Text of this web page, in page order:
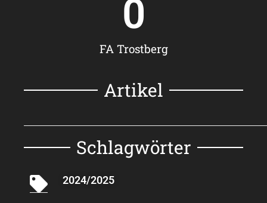
FA Trostberg
0
Artikel
Schlagwörter
2024/2025